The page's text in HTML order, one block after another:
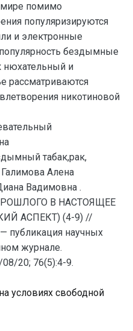
помимо
популяризируются
и электронные
бездымные
нюхательный и
рассматриваются
никотиновой
табак,рак,
Галимова Алена
Вадимовна .
В НАСТОЯЩЕЕ
АСПЕКТ) (4-9) //
публикация научных
журнале.
20; 76(5):4-9.
условиях свободной